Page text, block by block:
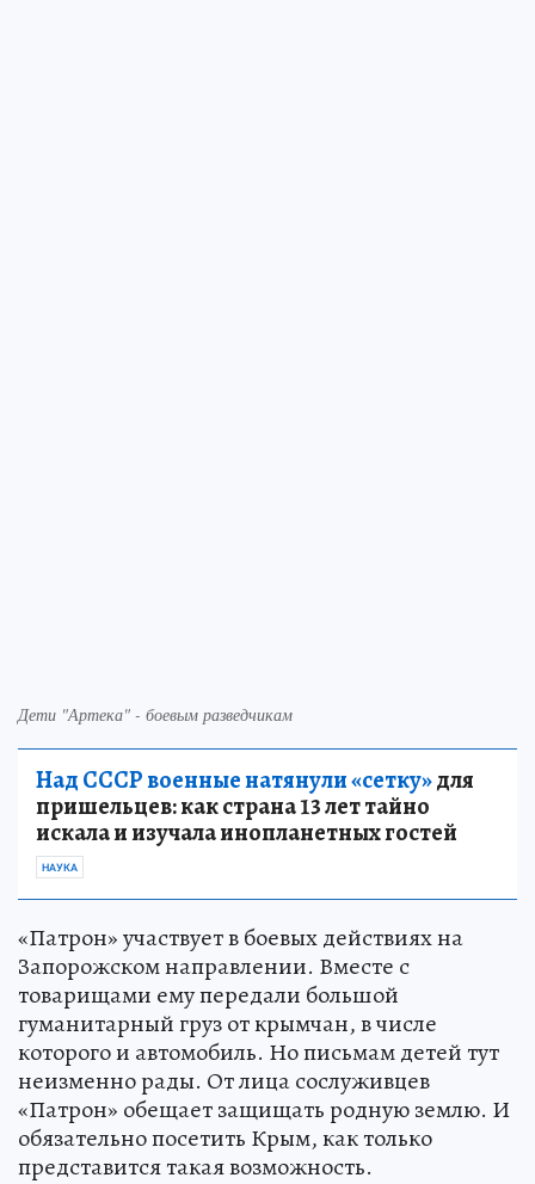
Дети "Артека" - боевым разведчикам
Над СССР военные натянули «сетку»для
пришельцев: как страна 13 лет тайно
искала и изучала инопланетных гостей
НАУКА
«Патрон» участвует в боевых действиях на
Запорожском направлении. Вместе с
товарищами ему передали большой
гуманитарный груз от крымчан, в числе
которого и автомобиль. Но письмам детей тут
неизменно рады. От лица сослуживцев
«Патрон» обещает защищать родную землю. И
обязательно посетить Крым, как только
представится такая возможность.